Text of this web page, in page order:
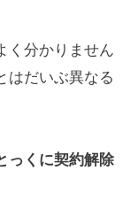
く分かりません
はだいぶ異なる
っくに契約解除